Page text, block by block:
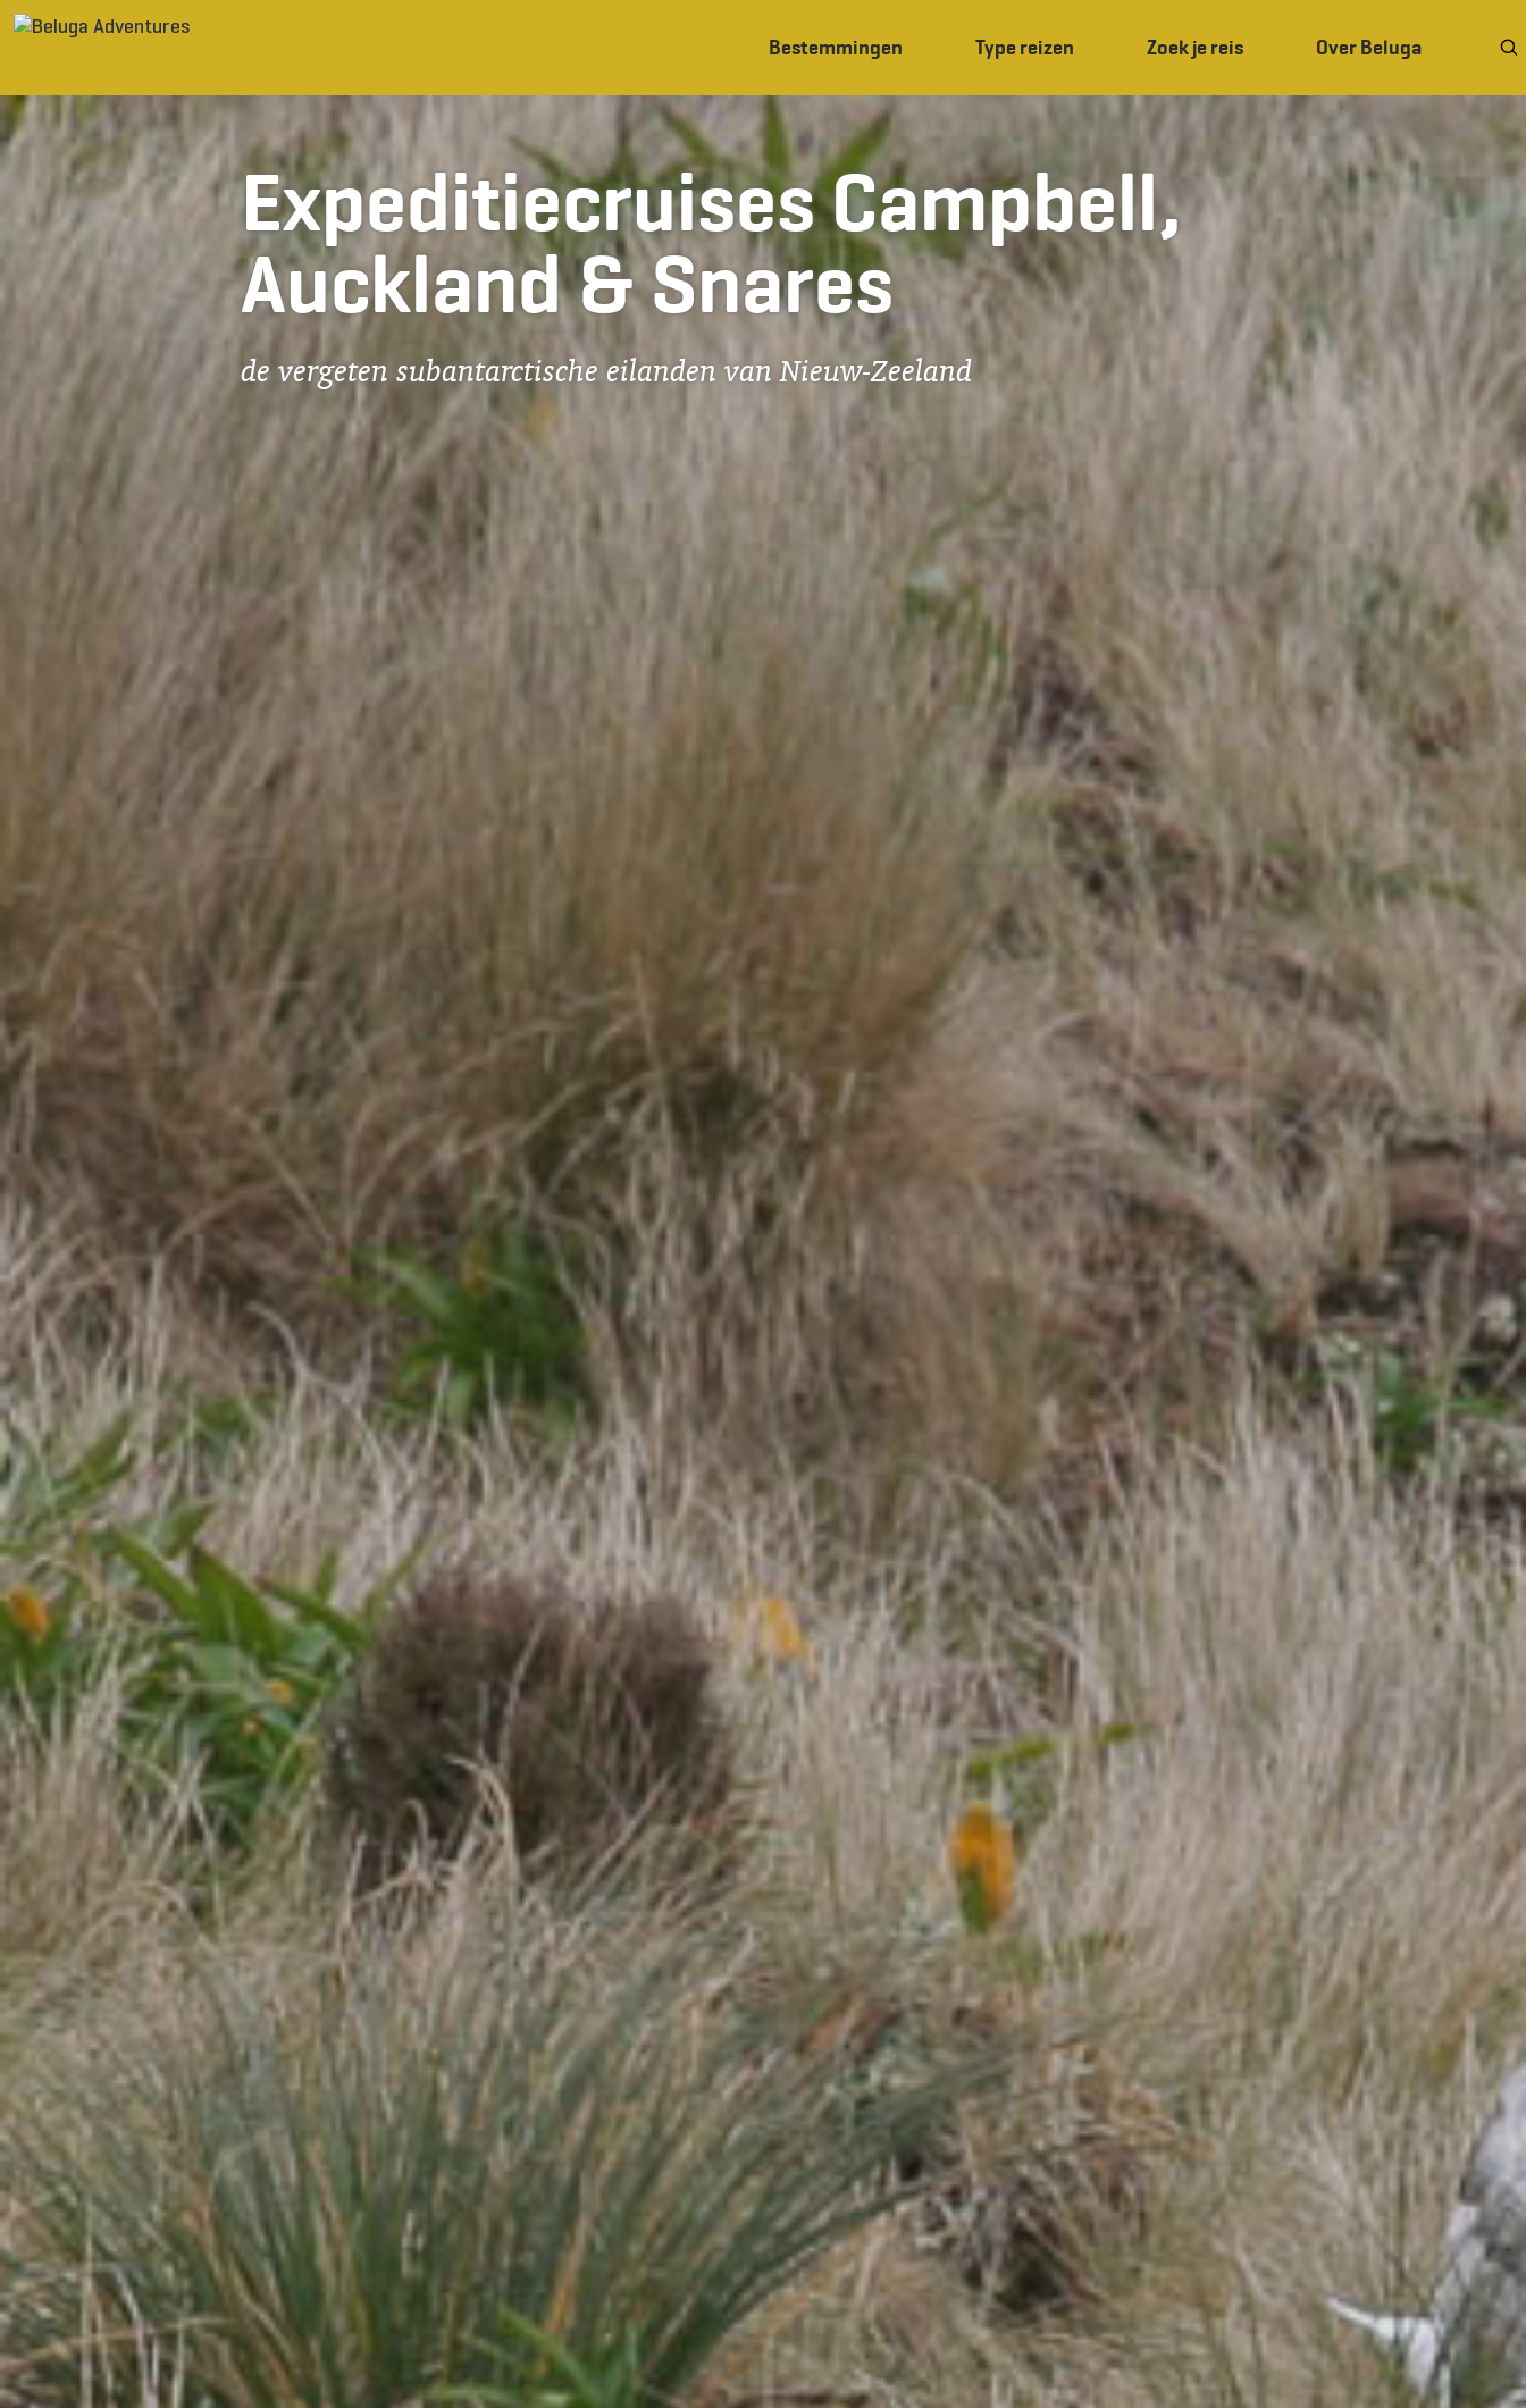
Ga naar inhoud
Bestemmingen Type reizen Zoek je reis Over Beluga
Expeditiecruises Campbell,
Auckland & Snares
de vergeten subantarctische eilanden van Nieuw-Zeeland